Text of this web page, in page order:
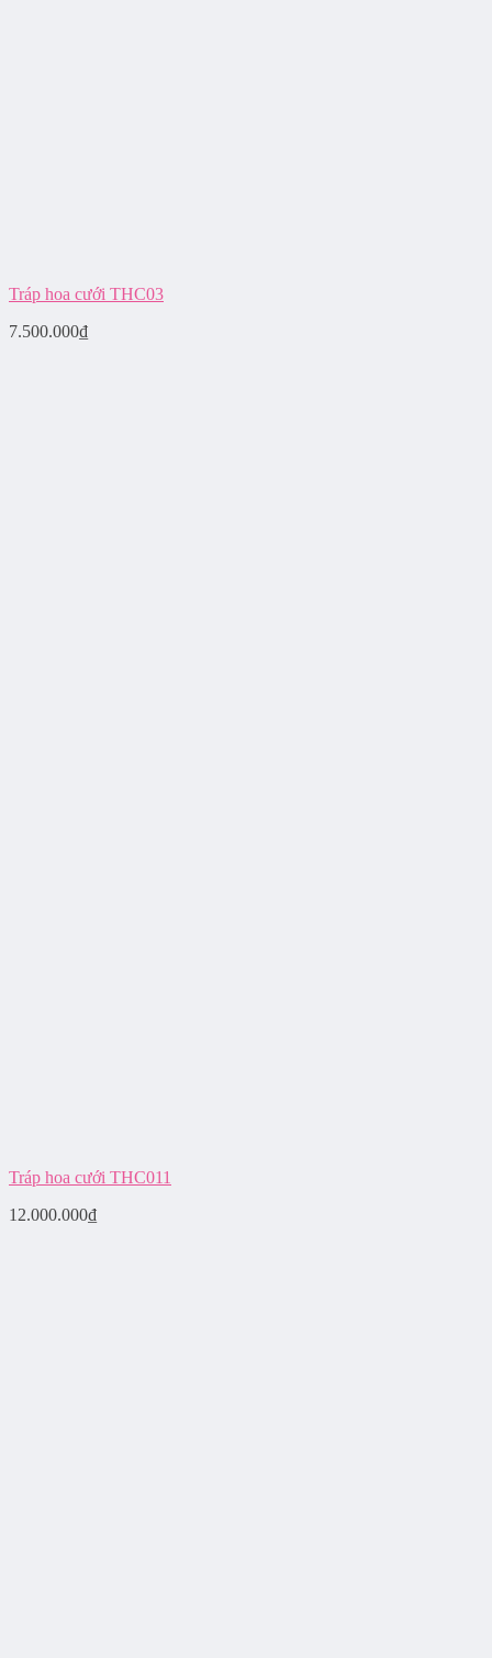
Tráp hoa cưới THC03
7.500.000₫
Tráp hoa cưới THC011
12.000.000₫